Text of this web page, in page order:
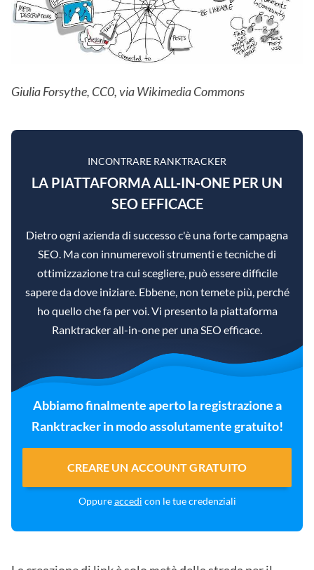
Giulia Forsythe, CC0, via Wikimedia Commons
INCONTRARE RANKTRACKER
LA PIATTAFORMA ALL-IN-ONE PER UN
SEO EFFICACE
Dietro ogni azienda di successo c'è una forte campagna
SEO. Ma con innumerevoli strumenti e tecniche di
ottimizzazione tra cui scegliere, può essere difficile
sapere da dove iniziare. Ebbene, non temete più, perché
ho quello che fa per voi. Vi presento la piattaforma
Ranktracker all-in-one per una SEO efficace.
Abbiamo finalmente aperto la registrazione a
Ranktracker in modo assolutamente gratuito!
CREARE UN ACCOUNT GRATUITO
Oppureaccedi con le tue credenziali